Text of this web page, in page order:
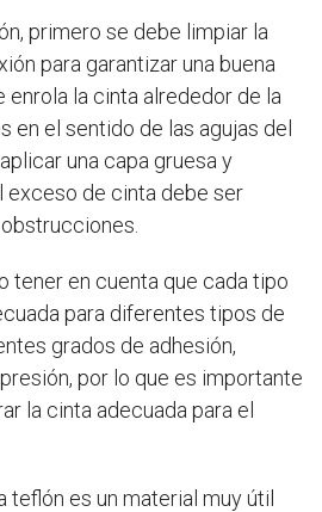
primero se debe limpiar la
para garantizar una buena
enrola la cinta alrededor de la
en el sentido de las agujas del
una capa gruesa y
exceso de cinta debe ser
tener en cuenta que cada tipo
para diferentes tipos de
grados de adhesión,
por lo que es importante
la cinta adecuada para el
teflón es un material muy útil